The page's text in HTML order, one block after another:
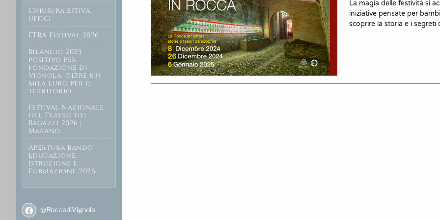
Chiusura estiva
uffici
ETRA Festival 2026
Bilancio 2025
positivo per
Fondazione di
Vignola: oltre 834
mila euro per il
territorio
Festival Nazionale
del Teatro dei
Ragazzi 2026 |
Marano
Apertura Bando
Educazione,
Istruzione e
Formazione 2026
@RoccadiVignola
La magia delle festività si
iniziative pensate per
scoprire la storia e i segreti